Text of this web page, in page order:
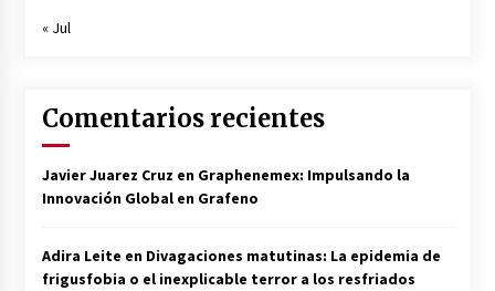
« Jul
Comentarios recientes
Javier Juarez Cruz en Graphenemex: Impulsando la
Innovación Global en Grafeno
Adira Leite en Divagaciones matutinas: La epidemia de
frigusfobia o el inexplicable terror a los resfriados